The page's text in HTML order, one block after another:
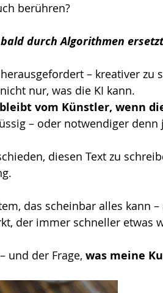
berühren?
durch Algorithmen
– kreativer zu
nur, was die KI kann.
vom Künstler, wenn
– oder notwendiger denn
diesen Text zu
das scheinbar alles kann
der immer schneller etwas
und der Frage, was meine